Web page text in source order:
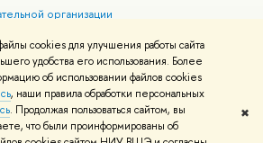
cookies для улучшения работы сайта
удобства его использования. Более
об использовании файлов cookies
, наши правила обработки персональных
. Продолжая пользоваться сайтом, вы
что были проинформированы об
✖
организации
возможностями здоровья